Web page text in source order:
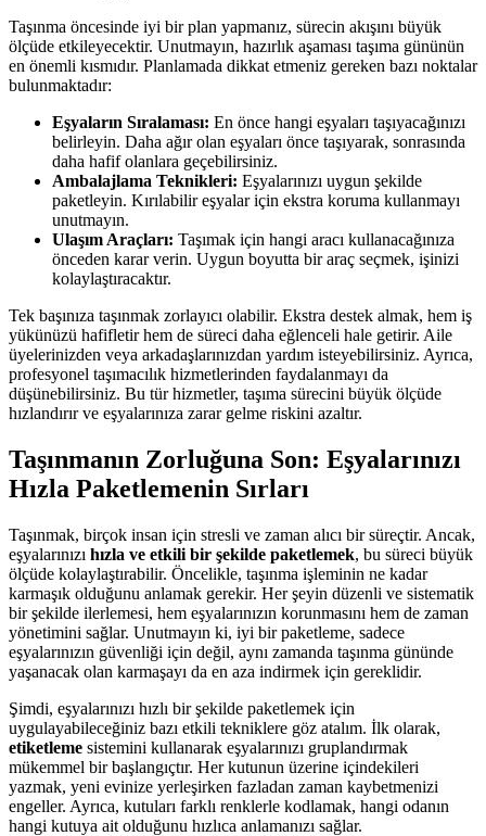
Taşınma öncesinde iyi bir plan yapmanız, sürecin akışını büyük
ölçüde etkileyecektir. Unutmayın, hazırlık aşaması taşıma gününün
en önemli kısmıdır. Planlamada dikkat etmeniz gereken bazı noktalar
bulunmaktadır:
Eşyaların Sıralaması: En önce hangi eşyaları taşıyacağınızı
belirleyin. Daha ağır olan eşyaları önce taşıyarak, sonrasında
daha hafif olanlara geçebilirsiniz.
Ambalajlama Teknikleri: Eşyalarınızı uygun şekilde
paketleyin. Kırılabilir eşyalar için ekstra koruma kullanmayı
unutmayın.
Ulaşım Araçları: Taşımak için hangi aracı kullanacağınıza
önceden karar verin. Uygun boyutta bir araç seçmek, işinizi
kolaylaştıracaktır.
Tek başınıza taşınmak zorlayıcı olabilir. Ekstra destek almak, hem iş
yükünüzü hafifletir hem de süreci daha eğlenceli hale getirir. Aile
üyelerinizden veya arkadaşlarınızdan yardım isteyebilirsiniz. Ayrıca,
profesyonel taşımacılık hizmetlerinden faydalanmayı da
düşünebilirsiniz. Bu tür hizmetler, taşıma sürecini büyük ölçüde
hızlandırır ve eşyalarınıza zarar gelme riskini azaltır.
Taşınmanın Zorluğuna Son: Eşyalarınızı
Hızla Paketlemenin Sırları
Taşınmak, birçok insan için stresli ve zaman alıcı bir süreçtir. Ancak,
eşyalarınızı hızla ve etkili bir şekilde paketlemek, bu süreci büyük
ölçüde kolaylaştırabilir. Öncelikle, taşınma işleminin ne kadar
karmaşık olduğunu anlamak gerekir. Her şeyin düzenli ve sistematik
bir şekilde ilerlemesi, hem eşyalarınızın korunmasını hem de zaman
yönetimini sağlar. Unutmayın ki, iyi bir paketleme, sadece
eşyalarınızın güvenliği için değil, aynı zamanda taşınma gününde
yaşanacak olan karmaşayı da en aza indirmek için gereklidir.
Şimdi, eşyalarınızı hızlı bir şekilde paketlemek için
uygulayabileceğiniz bazı etkili tekniklere göz atalım. İlk olarak,
etiketleme sistemini kullanarak eşyalarınızı gruplandırmak
mükemmel bir başlangıçtır. Her kutunun üzerine içindekileri
yazmak, yeni evinize yerleşirken fazladan zaman kaybetmenizi
engeller. Ayrıca, kutuları farklı renklerle kodlamak, hangi odanın
hangi kutuya ait olduğunu hızlıca anlamanızı sağlar.